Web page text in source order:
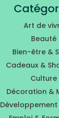
Art de
Beauté
Bien-être &
Cadeaux &
Culture
Décoration &